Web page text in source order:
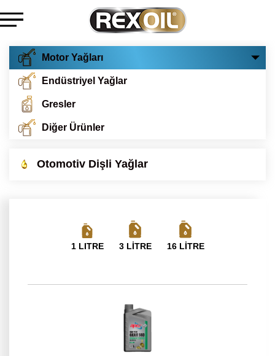
Motor Yağları
Endüstriyel Yağlar
Gresler
Diğer Ürünler
Otomotiv Dişli Yağlar
1 LITRE 3 LİTRE 16 LİTRE